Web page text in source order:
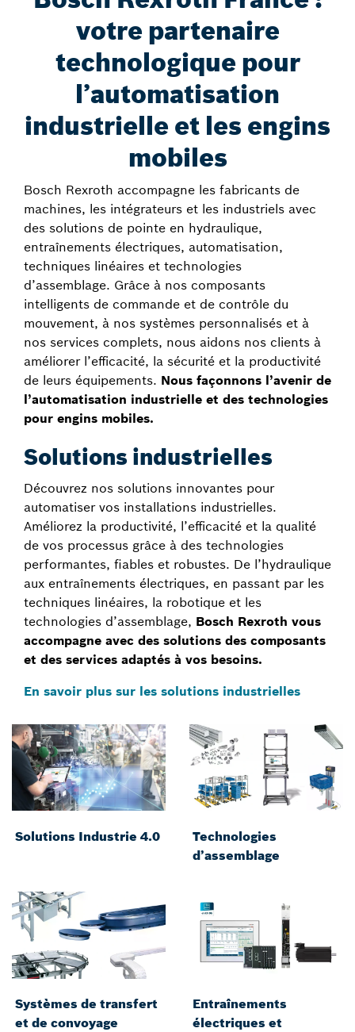
votre partenaire
technologique pour
l’automatisation
industrielle et les engins
mobiles
Bosch Rexroth accompagne les fabricants de
machines, les intégrateurs et les industriels avec
des solutions de pointe en hydraulique,
entraînements électriques, automatisation,
techniques linéaires et technologies
d’assemblage. Grâce à nos composants
intelligents de commande et de contrôle du
mouvement, à nos systèmes personnalisés et à
nos services complets, nous aidons nos clients à
améliorer l’efficacité, la sécurité et la productivité
de leurs équipements. Nous façonnons l’avenir de
l’automatisation industrielle et des technologies
pour engins mobiles.
Solutions industrielles
Découvrez nos solutions innovantes pour
automatiser vos installations industrielles.
Améliorez la productivité, l’efficacité et la qualité
de vos processus grâce à des technologies
performantes, fiables et robustes. De l’hydraulique
aux entraînements électriques, en passant par les
techniques linéaires, la robotique et les
technologies d’assemblage, Bosch Rexroth vous
accompagne avec des solutions des composants
et des services adaptés à vos besoins.
En savoir plus sur les solutions industrielles
Solutions Industrie 4.0
Technologies
d’assemblage
Systèmes de transfert
et de convoyage
Entraînements
électriques et